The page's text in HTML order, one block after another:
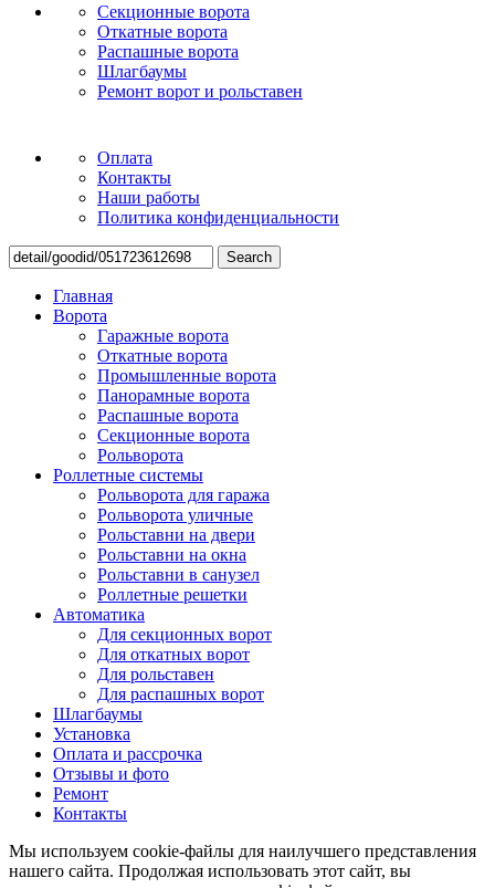
Секционные ворота
Откатные ворота
Распашные ворота
Шлагбаумы
Ремонт ворот и рольставен
Оплата
Контакты
Наши работы
Политика конфиденциальности
Search
Главная
Ворота
Гаражные ворота
Откатные ворота
Промышленные ворота
Панорамные ворота
Распашные ворота
Секционные ворота
Рольворота
Роллетные системы
Рольворота для гаража
Рольворота уличные
Рольставни на двери
Рольставни на окна
Рольставни в санузел
Роллетные решетки
Автоматика
Для секционных ворот
Для откатных ворот
Для рольставен
Для распашных ворот
Шлагбаумы
Установка
Оплата и рассрочка
Отзывы и фото
Ремонт
Контакты
Мы используем cookie-файлы для наилучшего представления
нашего сайта. Продолжая использовать этот сайт, вы